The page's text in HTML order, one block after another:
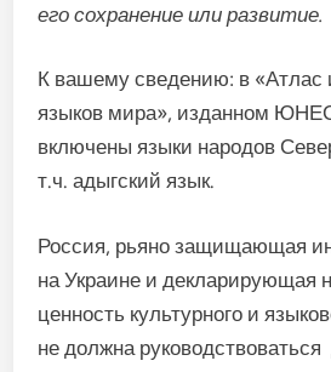
его сохранение или развитие.
К вашему сведению: в
языков мира», изданном
включены языки народов
т.ч. адыгский язык.
Россия, рьяно защищающая
на Украине и декларирующая
ценность культурного и
не должна